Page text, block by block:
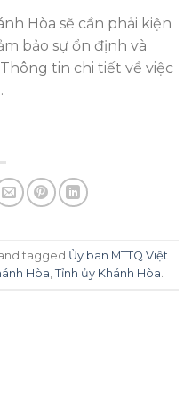
Hòa sẽ cần phải kiện
bảo sự ổn định và
tin chi tiết về việc
tagged Ủy ban MTTQ Việt
Hòa Tỉnh ủy Khánh Hòa